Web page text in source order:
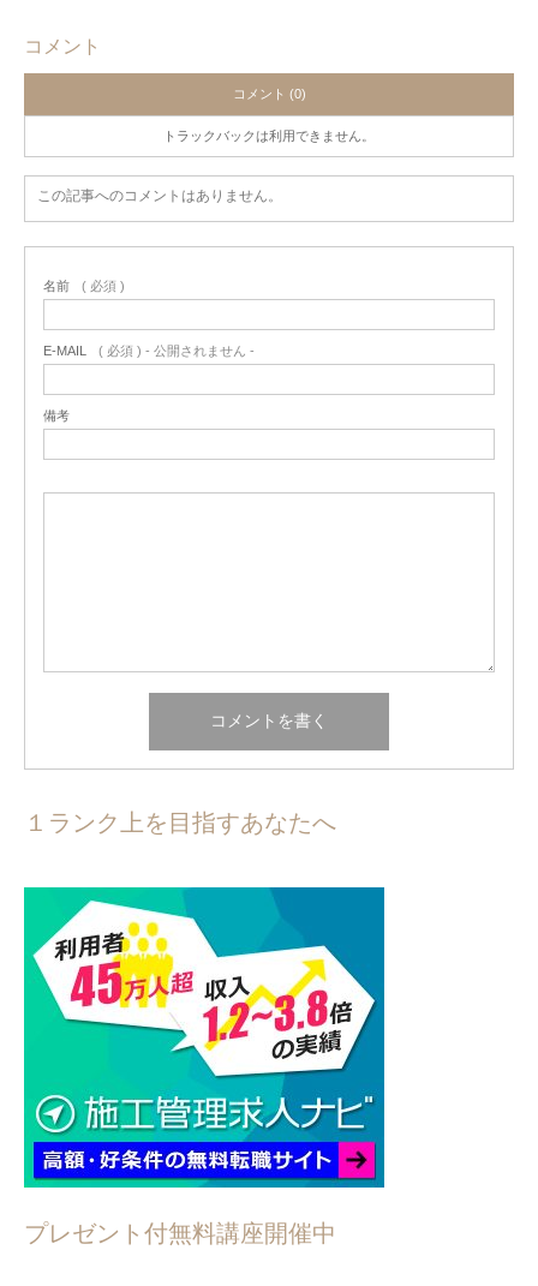
コメント
コメント (0)
トラックバックは利用できません。
この記事へのコメントはありません。
名前 ( 必須 )
E-MAIL ( 必須 ) - 公開されません -
備考
１ランク上を目指すあなたへ
プレゼント付無料講座開催中